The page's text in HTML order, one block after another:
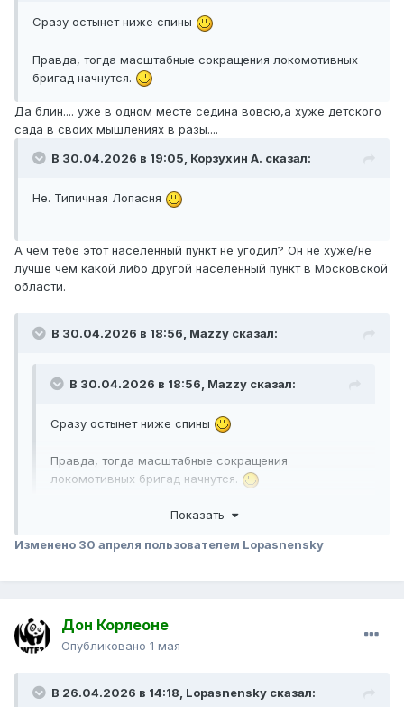
Сразу остынет ниже спины
Правда, тогда масштабные сокращения локомотивных
бригад начнутся.
Да блин.... уже в одном месте седина вовсю,а хуже детского
сада в своих мышлениях в разы....
В 30.04.2026 в 19:05, Корзухин А. сказал:
Не. Типичная Лопасня
А чем тебе этот населённый пункт не угодил? Он не хуже/не
лучше чем какой либо другой населённый пункт в Московской
области.
В 30.04.2026 в 18:56, Mazzy сказал:
В 30.04.2026 в 18:56, Mazzy сказал:
Сразу остынет ниже спины
Правда, тогда масштабные сокращения
локомотивных бригад начнутся.
Ну так не у меня горит ниже копчика когда масштабные
6 минут. Я помню какой тут срач был и сколько заводов
смешно было,когда люди искали проблему там где её
Показать
Изменено 30 апреля пользователем Lopasnensky
Дон Корлеоне
Опубликовано 1 мая
В 26.04.2026 в 14:18, Lopasnensky сказал: